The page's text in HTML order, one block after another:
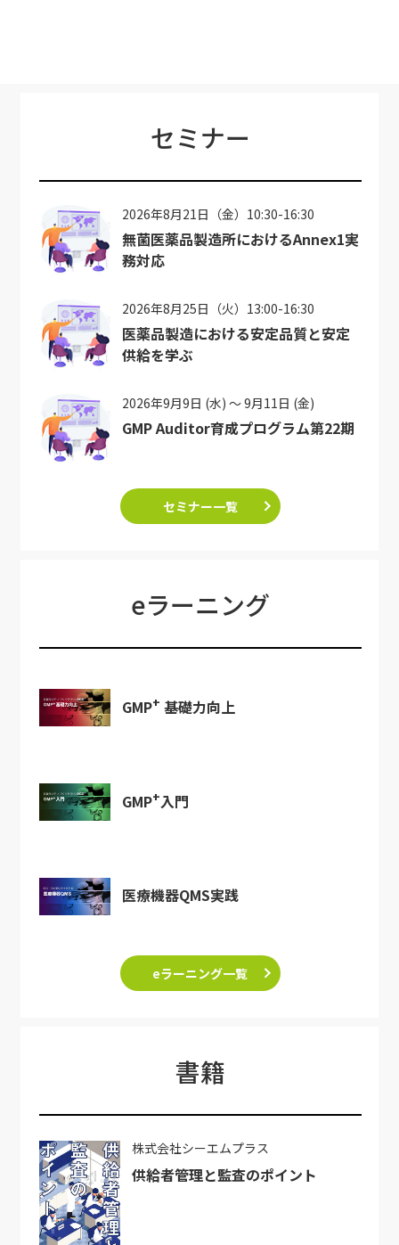
セミナー
2026年8月21日（金）10:30-16:30
無菌医薬品製造所におけるAnnex1実
務対応
2026年8月25日（火）13:00-16:30
医薬品製造における安定品質と安定
供給を学ぶ
2026年9月9日 (水) ～ 9月11日 (金)
GMP Auditor育成プログラム第22期
セミナー一覧
eラーニング
GMP+ 基礎力向上
GMP+入門
医療機器QMS実践
eラーニング一覧
書籍
株式会社シーエムプラス
供給者管理と監査のポイント